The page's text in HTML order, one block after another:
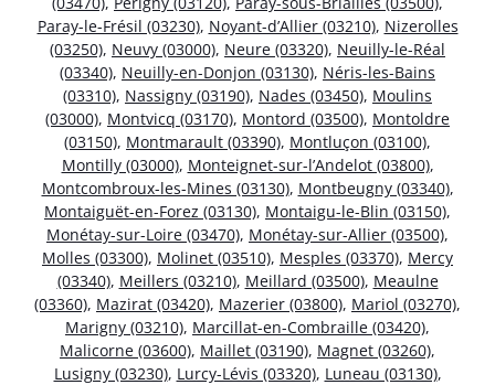
Paray-le-Frésil (03230), Noyant-d’Allier (03210), Nizerolles
(03250), Neuvy (03000), Neure (03320), Neuilly-le-Réal
(03340), Neuilly-en-Donjon (03130), Néris-les-Bains
(03310), Nassigny (03190), Nades (03450), Moulins
(03000), Montvicq (03170), Montord (03500), Montoldre
(03150), Montmarault (03390), Montluçon (03100),
Montilly (03000), Monteignet-sur-l’Andelot (03800),
Montcombroux-les-Mines (03130), Montbeugny (03340),
Montaiguët-en-Forez (03130), Montaigu-le-Blin (03150),
Monétay-sur-Loire (03470), Monétay-sur-Allier (03500),
Molles (03300), Molinet (03510), Mesples (03370), Mercy
(03340), Meillers (03210), Meillard (03500), Meaulne
(03360), Mazirat (03420), Mazerier (03800), Mariol (03270),
Marigny (03210), Marcillat-en-Combraille (03420),
Malicorne (03600), Maillet (03190), Magnet (03260),
Lusigny (03230), Lurcy-Lévis (03320), Luneau (03130),